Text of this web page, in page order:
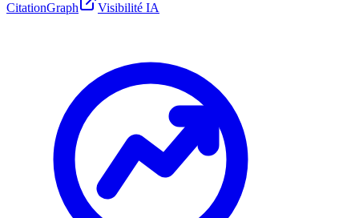
CitationGraph Visibilité IA